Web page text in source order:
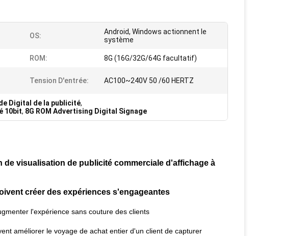
OS:
Android, Windows actionnent le
système
ROM: 8G (16G/32G/64G facultatif)
Tension D'entrée: AC100~240V 50 /60 HERTZ
Digital de la publicité,
10bit, 8G ROM Advertising Digital Signage
visualisation de publicité commerciale d'affichage à
créer des expériences s'engageantes
l'expérience sans couture des clients
améliorer le voyage de achat entier d'un client de capturer